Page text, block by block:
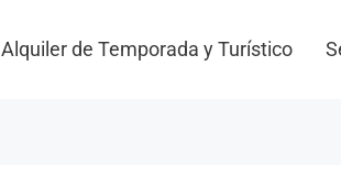
Alquiler de Temporada y Turístico